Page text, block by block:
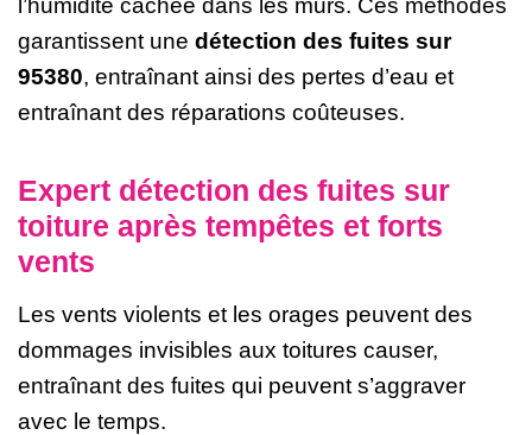
garantissent une détection des fuites sur
95380, entraînant ainsi des pertes d’eau et
entraînant des réparations coûteuses.
Expert détection des fuites sur
toiture après tempêtes et forts
vents
Les vents violents et les orages peuvent des
dommages invisibles aux toitures causer,
entraînant des fuites qui peuvent s’aggraver
avec le temps.